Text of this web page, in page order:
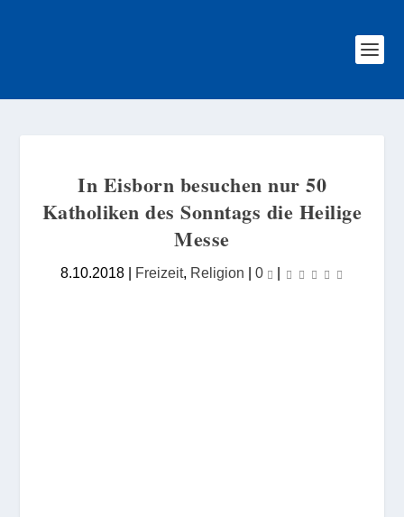
In Eisborn besuchen nur 50
Katholiken des Sonntags die Heilige
Messe
8.10.2018 | Freizeit, Religion | 0 |